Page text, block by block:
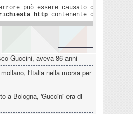
Guccini, aveva 86 anni
l'Italia nella morsa per
a Bologna, 'Guccini era di